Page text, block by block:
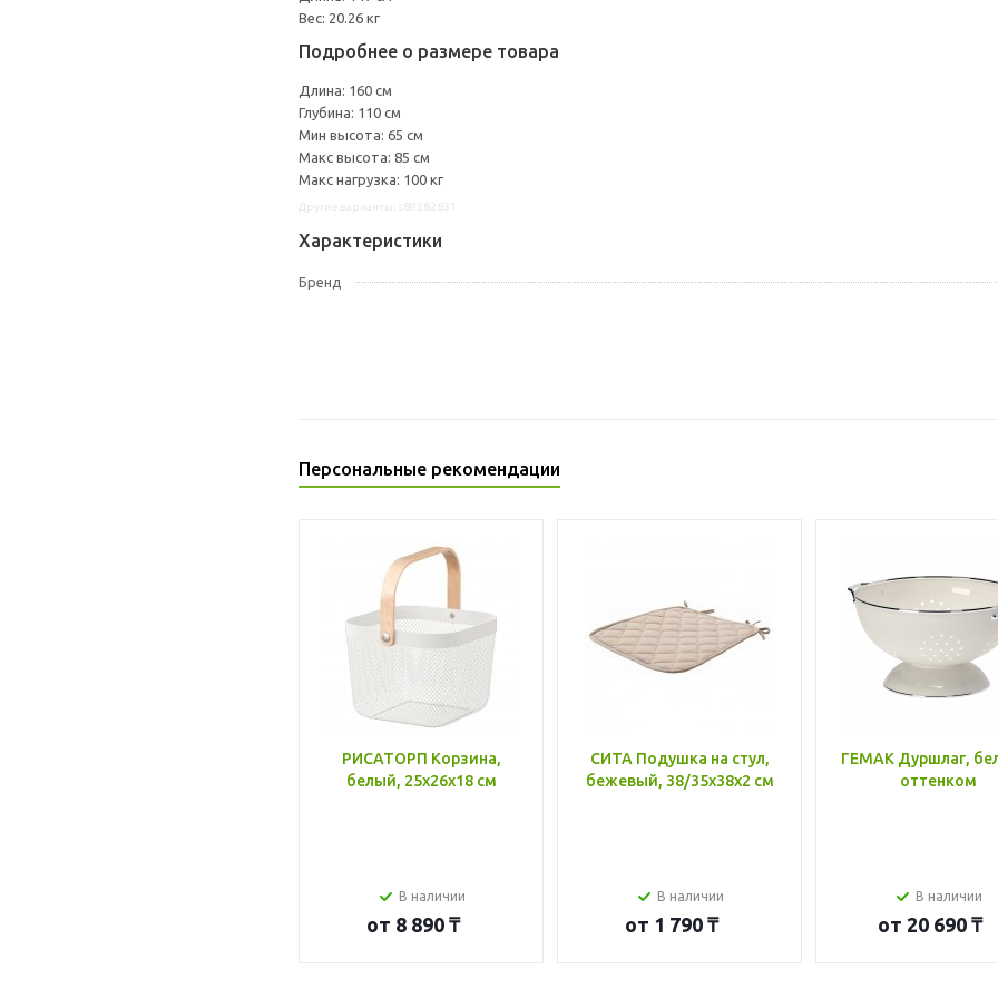
Вес: 20.26 кг
Подробнее о размере товара
Длина: 160 см
Глубина: 110 см
Мин высота: 65 см
Макс высота: 85 см
Макс нагрузка: 100 кг
Характеристики
Бренд
Персональные рекомендации
РИСАТОРП Корзина,
белый, 25x26x18 см
В наличии
от 8 890 ₸
СИТА Подушка на стул,
бежевый, 38/35x38x2 см
В наличии
от 1 790 ₸
ГЕМАК Дуршлаг,
оттенком
В наличии
от 20 690 ₸